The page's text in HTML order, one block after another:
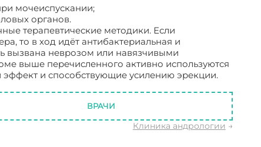
мочеиспускании;
органов.
терапевтические методики. Если
то в ход идёт антибактериальная и
вызвана неврозом или навязчивыми
выше перечисленного активно используются
и способствующие усилению эрекции.
ВРАЧИ
Клиника андрологии →